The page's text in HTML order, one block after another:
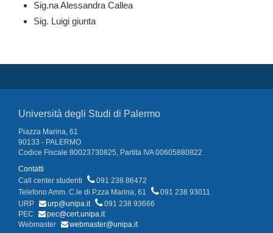
Sig.na Alessandra Callea
Sig. Luigi giunta
Università degli Studi di Palermo
Piazza Marina, 61
90133 - PALERMO
Codice Fiscale 80023730825, Partita IVA 00605880822
Contatti
Call center studenti
091 238 86472
Telefono Amm. C.le di P.zza Marina, 61
091 238 93011
URP
urp@unipa.it
091 238 93666
PEC
pec@cert.unipa.it
Webmaster
webmaster@unipa.it